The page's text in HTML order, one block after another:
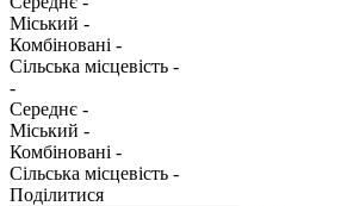
Міський -
Комбіновані -
Сільська місцевість -
-
Середнє -
Міський -
Комбіновані -
Сільська місцевість -
Поділитися